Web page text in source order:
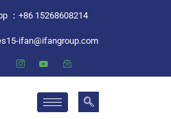
：+86 15268608214
ifan@ifangroup.com